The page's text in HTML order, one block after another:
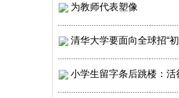
为教师代表塑像
清华大学要面向全球招“
小学生留字条后跳楼：